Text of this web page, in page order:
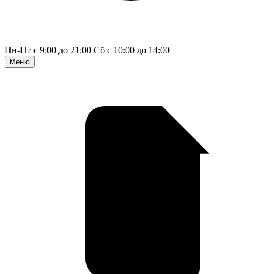
Пн-Пт с 9:00 до 21:00 Сб с 10:00 до 14:00
Меню